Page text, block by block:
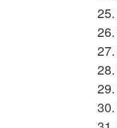
25.
26.
27.
28.
29.
30.